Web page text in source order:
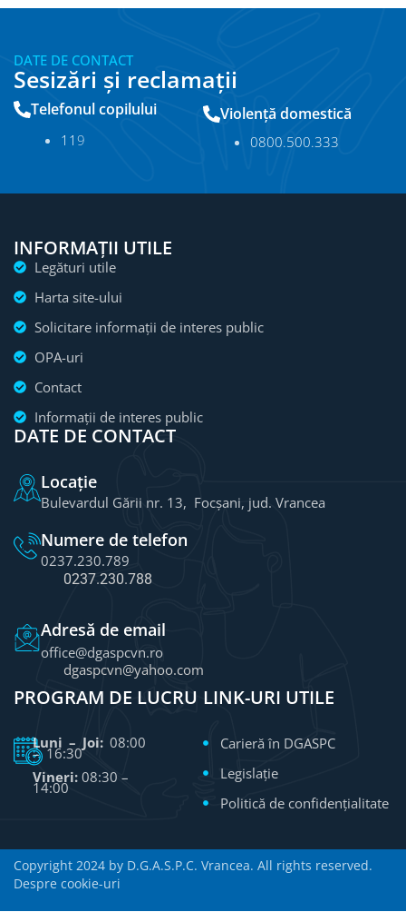
DATE DE CONTACT
Sesizări și reclamații
Telefonul copilului
11 9
Violență domestică
0800.500.333
INFORMAȚII UTILE
Legături utile
Harta site-ului
Solicitare informații de interes public
OPA-uri
Contact
Informații de interes public
DATE DE CONTACT
Locație
Bulevardul Gării nr. 13, Focșani, jud. Vrancea
Numere de telefon
0237.230.789
0237.230.788
Adresă de email
office@dgaspcvn.ro
dgaspcvn@yahoo.com
PROGRAM DE LUCRU
Luni – Joi: 08:00
– 16:30
Vineri: 08:30 –
14:00
LINK-URI UTILE
Carieră în DGASPC
Legislație
Politică de confidențialitate
Copyright 2024 by D.G.A.S.P.C. Vrancea. All rights reserved.
Despre cookie-uri